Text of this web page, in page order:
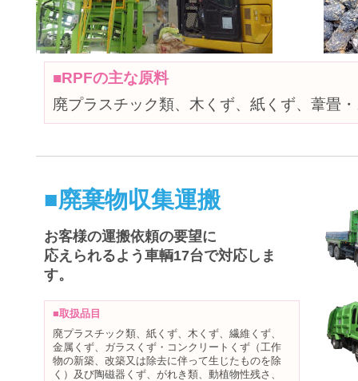
■RPFの主な原料
廃プラスチック類、木くず、紙くず、葦畳
■廃棄物収集運搬
お客様の運搬依頼の要望に
応えられるよう車輌17台で対応しま
す。
■取扱品目
廃プラスチック類、紙くず、木くず、繊維くず、
金属くず、ガラスくず・コンクリートくず（工作
物の新築、改築又は除去に伴って生じたものを除
く）及び陶磁器くず、がれき類、動植物性残さ、